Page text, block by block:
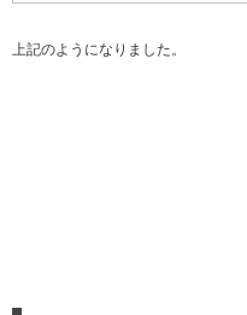
上記のようになりました。